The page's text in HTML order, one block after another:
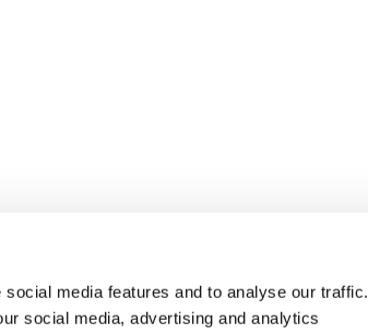
media features and to analyse our traffic.
social media, advertising and analytics